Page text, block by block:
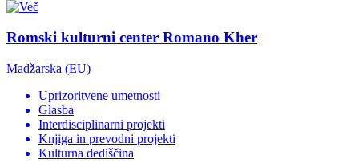
Romski kulturni center Romano Kher
Madžarska (EU)
Uprizoritvene umetnosti
Glasba
Interdisciplinarni projekti
Knjiga in prevodni projekti
Kulturna dediščina